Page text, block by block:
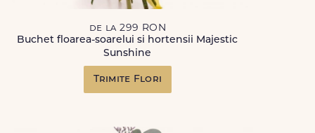
de la 299 RON
Buchet floarea-soarelui si hortensii Majestic
Sunshine
Trimite Flori